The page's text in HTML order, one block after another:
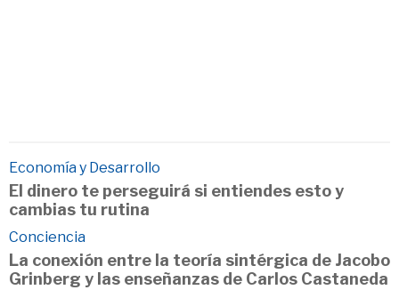
Economía y Desarrollo
El dinero te perseguirá si entiendes esto y
cambias tu rutina
Conciencia
La conexión entre la teoría sintérgica de Jacobo
Grinberg y las enseñanzas de Carlos Castaneda